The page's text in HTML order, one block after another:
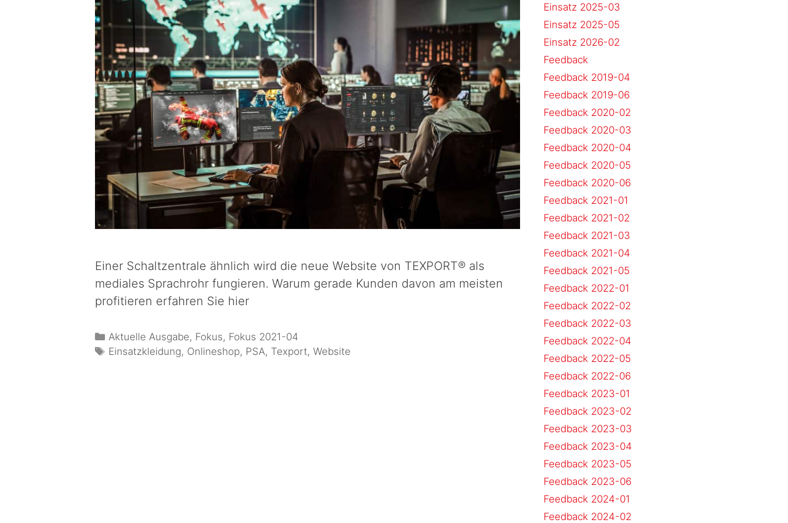
Einer Schaltzentrale ähnlich wird die neue Website von TEXPORT® als
mediales Sprachrohr fungieren. Warum gerade Kunden davon am meisten
profitieren erfahren Sie hier
Aktuelle Ausgabe, Fokus, Fokus 2021-04
Einsatzkleidung, Onlineshop, PSA, Texport,Website
Einsatz 2025-03
Einsatz 2025-05
Einsatz 2026-02
Feedback
Feedback 2019-04
Feedback 2019-06
Feedback 2020-02
Feedback 2020-03
Feedback 2020-04
Feedback 2020-05
Feedback 2020-06
Feedback 2021-01
Feedback 2021-02
Feedback 2021-03
Feedback 2021-04
Feedback 2021-05
Feedback 2022-01
Feedback 2022-02
Feedback 2022-03
Feedback 2022-04
Feedback 2022-05
Feedback 2022-06
Feedback 2023-01
Feedback 2023-02
Feedback 2023-03
Feedback 2023-04
Feedback 2023-05
Feedback 2023-06
Feedback 2024-01
Feedback 2024-02